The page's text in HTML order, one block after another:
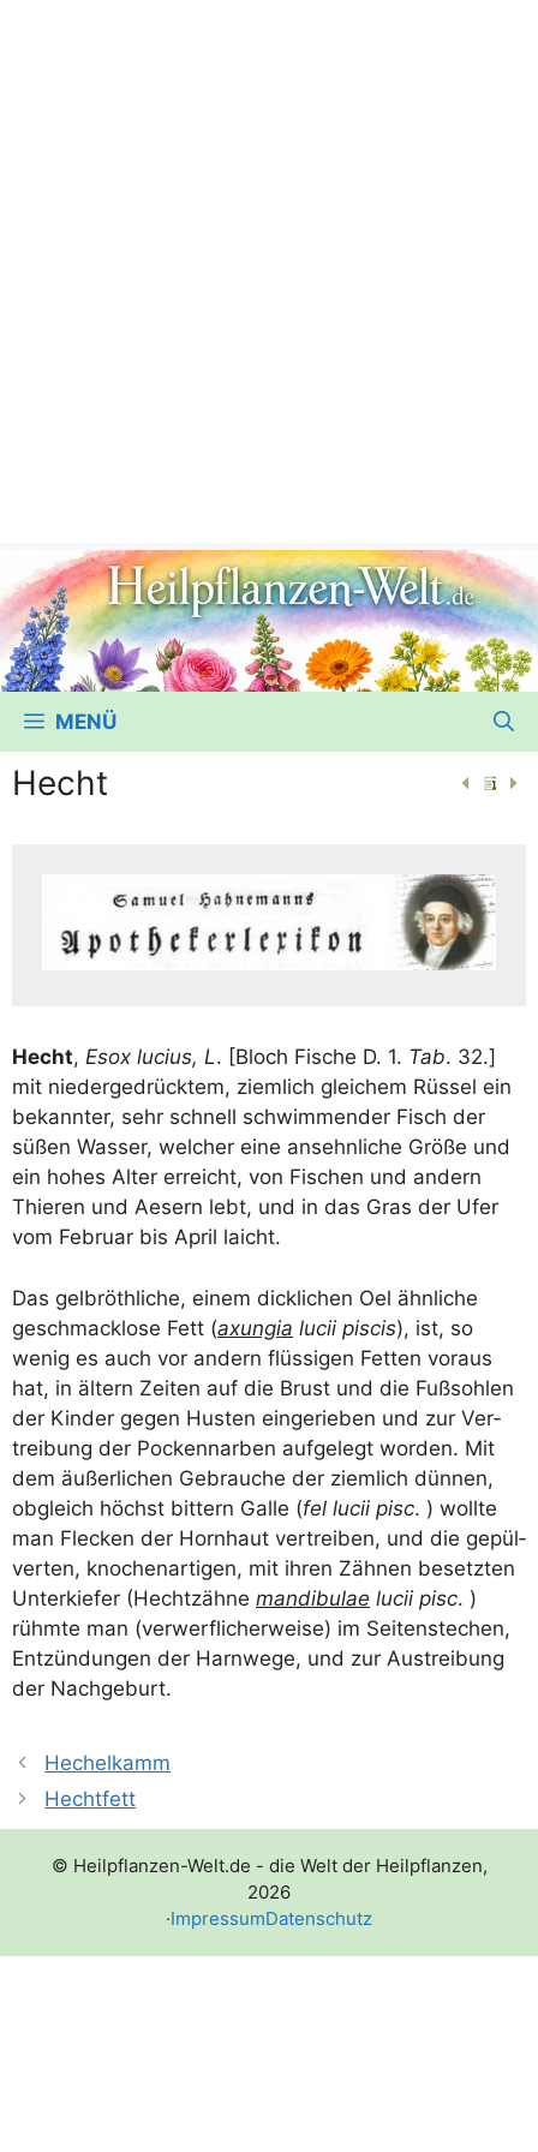
MENÜ
Hecht
Hecht, Esox luci­us, L. [Bloch Fische D. 1. Tab. 32.]
mit nie­der­ge­drück­tem, ziem­lich glei­chem Rüs­sel ein
bekann­ter, sehr schnell schwim­men­der Fisch der
süßen Was­ser, wel­cher eine ansehn­li­che Grö­ße und
ein hohes Alter erreicht, von Fischen und andern
Thie­ren und Aesern lebt, und in das Gras der Ufer
vom Febru­ar bis April laicht.
Das gelb­röth­li­che, einem dick­li­chen Oel ähn­li­che
geschmack­lo­se Fett (axun­gia lucii piscis), ist, so
wenig es auch vor andern flüs­si­gen Fet­ten vor­aus
hat, in ältern Zei­ten auf die Brust und die Fuß­soh­len
der Kin­der gegen Hus­ten ein­ge­rie­ben und zur Ver­
trei­bung der Pocken­nar­ben auf­ge­legt wor­den. Mit
dem äußer­li­chen Gebrau­che der ziem­lich dün­nen,
obgleich höchst bit­tern Gal­le (fel lucii pisc. ) woll­te
man Fle­cken der Horn­haut ver­trei­ben, und die gepül­
ver­ten, kno­chen­ar­ti­gen, mit ihren Zäh­nen besetz­ten
Unter­kie­fer (Hecht­zäh­ne man­di­bu­lae lucii pisc. )
rühm­te man (ver­werf­li­cher­wei­se) im Sei­ten­ste­chen,
Ent­zün­dun­gen der Harn­we­ge, und zur Aus­trei­bung
der Nachgeburt.
Hechelkamm
Hechtfett
© Heilpflanzen-Welt.de - die Welt der Heilpflanzen,
2026
·ImpressumDatenschutz